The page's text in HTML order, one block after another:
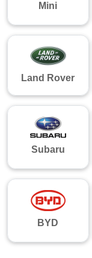
Mini
Land Rover
Subaru
BYD